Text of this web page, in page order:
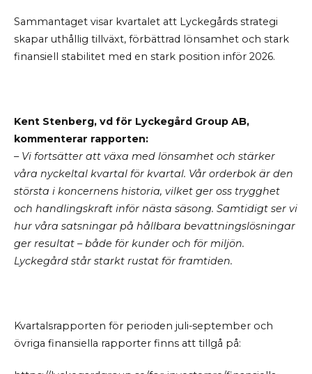
Sammantaget visar kvartalet att Lyckegårds strategi
skapar uthållig tillväxt, förbättrad lönsamhet och stark
finansiell stabilitet med en stark position inför 2026.
Kent Stenberg, vd för Lyckegård Group AB,
kommenterar rapporten:
– Vi fortsätter att växa med lönsamhet och stärker
våra nyckeltal kvartal för kvartal. Vår orderbok är den
största i koncernens historia, vilket ger oss trygghet
och handlingskraft inför nästa säsong. Samtidigt ser vi
hur våra satsningar på hållbara bevattningslösningar
ger resultat – både för kunder och för miljön.
Lyckegård står starkt rustat för framtiden.
Kvartalsrapporten för perioden juli-september och
övriga finansiella rapporter finns att tillgå på: